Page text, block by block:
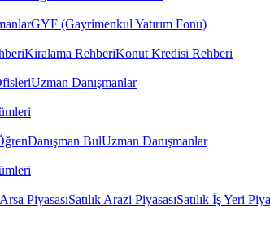
GYF (Gayrimenkul Yatırım Fonu)
Kiralama RehberiKonut Kredisi Rehberi
Uzman Danışmanlar
Danışman BulUzman Danışmanlar
PiyasasıSatılık Arazi PiyasasıSatılık İş Yeri